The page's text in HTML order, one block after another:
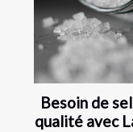
Besoin de
qualité avec